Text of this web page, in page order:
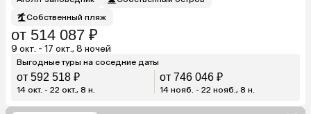
Собственный пляж
от 514 087 ₽
9 окт. - 17 окт., 8 ночей
Выгодные туры на соседние даты
от 592 518 ₽
14 окт. - 22 окт., 8 н.
от 746 046 ₽
14 нояб. - 22 нояб., 8 н.